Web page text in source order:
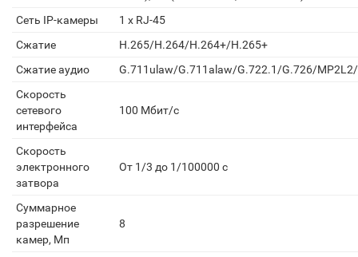
Сеть IP-камеры
1 х RJ-45
Сжатие
H.265/H.264/H.264+/H.265+
Сжатие аудио
G.711ulaw/G.711alaw/G.722.1/G.726/
Скорость
сетевого
интерфейса
100 Мбит/с
Скорость
электронного
затвора
От 1/3 до 1/100000 с
Суммарное
разрешение
камер, Мп
8